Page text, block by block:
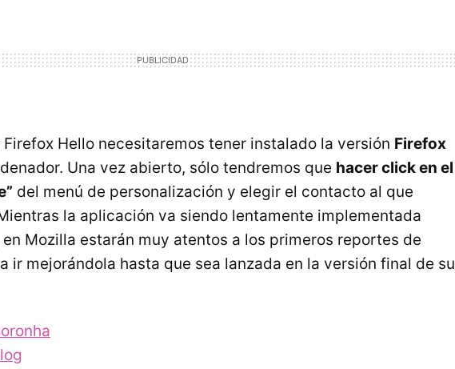
Hello necesitaremos tener instalado la versión Firefox
Una vez abierto, sólo tendremos que hacer click en el
del menú de personalización y elegir el contacto al que
la aplicación va siendo lentamente implementada
Mozilla estarán muy atentos a los primeros reportes de
ir mejorándola hasta que sea lanzada en la versión final de su